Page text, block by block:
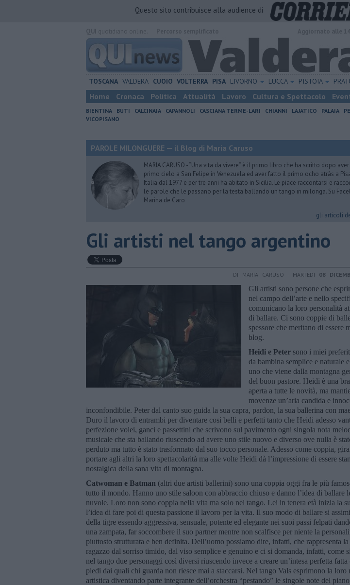
Questo sito contribuisce alla audience di
TOSCANA VALDERA CUOIO VOLTERRA PISA LIVORNO LUCCA PISTOIA
Home Cronaca Politica Attualità Lavoro Cultura e Spettacolo
BIENTINA BUTI CALCINAIA CAPANNOLI CASCIANA TERME-LARI CHIANNI LAJATICO PALAIA
VICOPISANO
PAROLE MILONGUERE — il Blog di Maria Caruso
MARIA CARUSO - “Una vita da vivere” è il primo libro che ha scritto dopo
primo cielo a San Felipe in Venezuela ed aver fatto il primo ocho atràs a
Italia dal 1977 e per tre anni ha abitato in Sicilia. Le piace raccontarsi e
le parole che le passano per la testa ballando un tango in milonga. Su
Marina de Caro
gli articoli
Gli artisti nel tango argentino
DI MARIA CARUSO - MARTEDÌ 08
Gli artisti sono persone che
nel campo dell’arte e nello
comunicano la loro personalità
di ballare. Ci sono coppie di
spessore che meritano di essere
blog.
Heidi e Peter sono i miei
da bambina semplice e naturale
uno che viene dalla montagna
del buon pastore. Heidi è una
aperta a tutte le novità, ma
movenze un’aria candida e
inconfondibile. Peter dal canto suo guida la sua capra, pardon, la sua ballerina con
Duro il lavoro di entrambi per diventare così belli e perfetti tanto che Heidi adesso
perfezione volei, ganci e passettini che scrivono sul pavimento ogni singola nota
musicale che sta ballando riuscendo ad avere uno stile nuovo e diverso ove nulla è
perduto ma tutto è stato trasformato dal suo tocco personale. Adesso come coppia,
portare agli altri la loro spettacolarità ma alle volte Heidi dà l’impressione di essere
nostalgica della sana vita di montagna.
Catwoman e Batman (altri due artisti ballerini) sono una coppia oggi fra le più
tutto il mondo. Hanno uno stile saloon con abbraccio chiuso e danno l’idea di ballare
nuvole. Loro non sono coppia nella vita ma solo nel tango. Lei in tenera età inizia la
l’idea di fare poi di questa passione il lavoro per la vita. Il suo modo di ballare si
della tigre essendo aggressiva, sensuale, potente ed elegante nei suoi passi felpati
una zampata, far soccombere il suo partner mentre non scalfisce per niente la
piuttosto strutturata e ben definita. Dell’uomo possiamo dire, infatti, che rappresenta
ragazzo dal sorriso timido, dal viso semplice e genuino e ci si domanda, infatti, come
nel tango due personaggi così diversi riuscendo invece a creare un’intesa perfetta
piedi dai quali chi guarda non riesce mai a staccarsi. Nel tango Vals esprimono la loro
artistica diventando parte integrante dell’orchestra “pestando” le singole note del